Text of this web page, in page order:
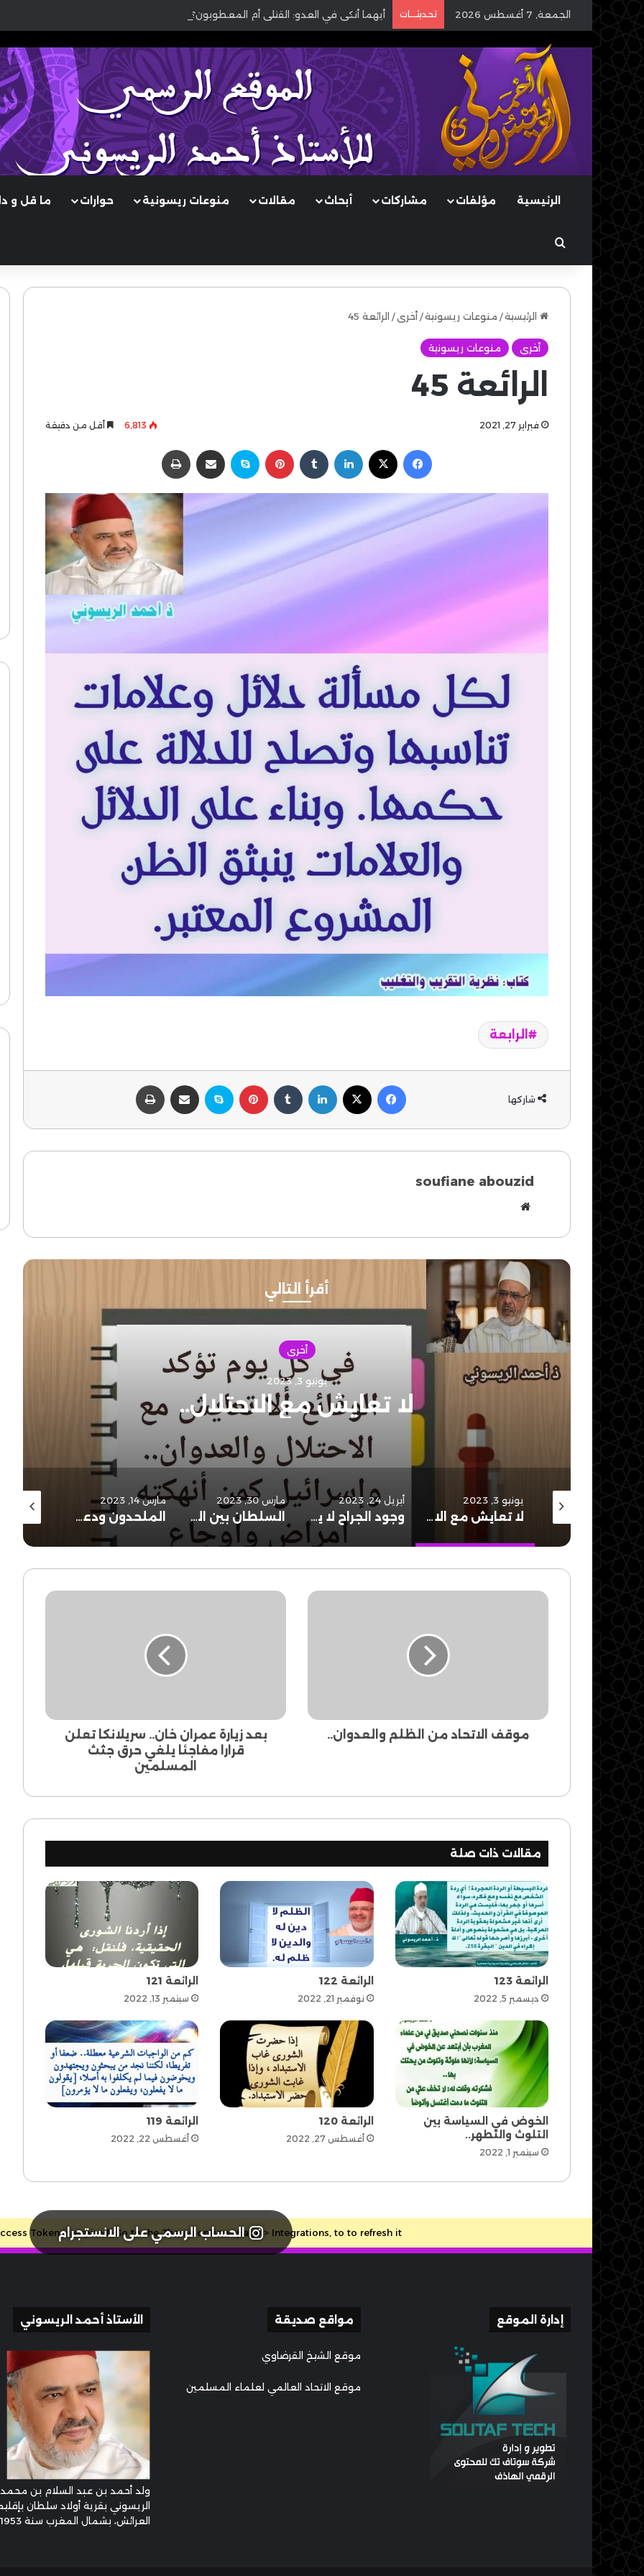
الجمعة, 7 أغسطس 2026 تحديثـــات أيهما أنكى في العدو: القتلى أم المعطوبون؟
الرئيسية مؤلفات مشاركات أبحاث مقالات منوعات ريسونية حوارات ما قل و
بحث عن
الرئيسية/ منوعات ريسونية/ أخرى / الرائعة 45
أخرى منوعات ريسونية
الرائعة 45
فبراير 27, 2021 6٬813 أقل من دقيقة
فيسبوك لينكدإن بينتيريست سكايب مشاركة عبر البريد
الرابعة
شاركها
فيسبوك لينكدإن بينتيريست سكايب مشاركة عبر البريد
soufiane abouzid
أقرأ التالي
أخرى
يونيو 3, 2023
لا تعايش مع الاحتلال..
يونيو 24, 2023 يونيو 3, 2023
لا تعايش مع الاحتلال..
أبريل 24, 2023
وجود الجراح لا يلغي الأفراح..
مارس 30, 2023
السلطان بين التي هي أحسن والتي هي أخشن..
مارس 14, 2023
الملحدون ودعوة سيدنا نوح عليه السلام..
ديسمبر 5, 2022
موقف
موقف الاتحاد من الظلم والعدوان..
بعد
يلغي
بعد زيارة عمران خان.. سريلانكا تعلن
قرارا مفاجئا يلغي حرق جثث
المسلمين
مقالات ذات صلة
الرائعة 123
ديسمبر 5, 2022
الرائعة 122
نوفمبر 21, 2022
الرائعة 121
سبتمبر 13, 2022
الخوض في السياسة بين
التلوث والتطهر..
سبتمبر 1, 2022
الرائعة 120
أغسطس 27, 2022
الرائعة 119
أغسطس 22, 2022
الحساب الرسمي على الانستجرام
Token is expired, Go to the Theme options page > Integrations, to to refresh it.
إدارة الموقع مواقع صديقة
موقع الشيخ القرضاوي
موقع الاتحاد العالمي لعلماء المسلمين
الأستاذ أحمد الريسوني
ولد أحمد بن عبد السلام بن محمد
الريسوني بقرية أولاد سلطان
العرائش، بشمال المغرب سنة 1953م ...